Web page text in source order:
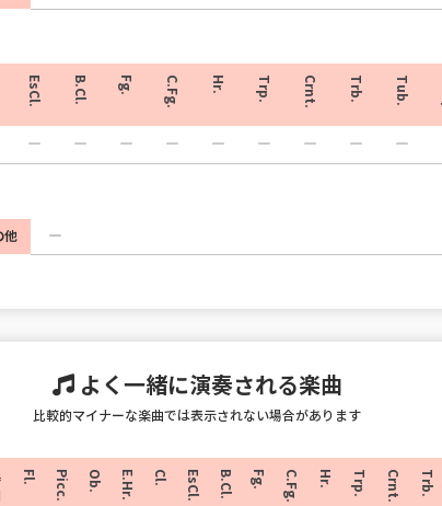
EsCl. B.Cl. Fg. C.Fg. Hr. Trp. Crnt. Trb. Tub.
他
よく一緒に演奏される楽曲
比較的マイナーな楽曲では表示されない場合があります
Fl. Picc. Ob. E.Hr. Cl. EsCl. B.Cl. Fg. C.Fg. Hr. Trp. Crnt. Trb.